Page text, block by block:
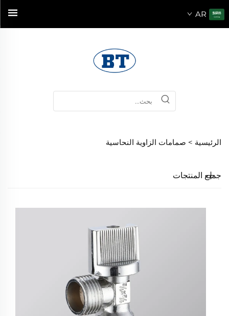
AR
الرئيسية > صمامات الزاوية النحاسية
جميع المنتجات